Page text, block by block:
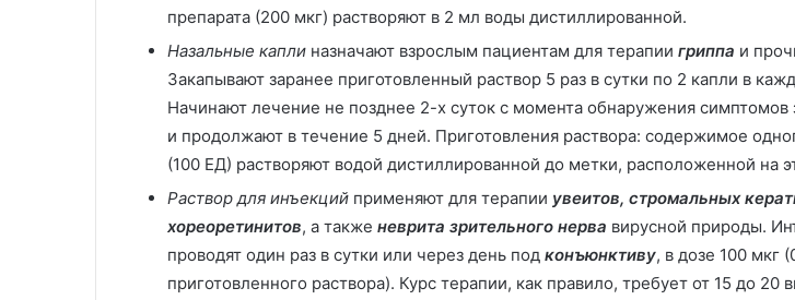
препарата (200 мкг) растворяют в 2 мл воды дистиллированной.
Назальные капли назначают взрослым пациентам для терапии гриппа и
Закапывают заранее приготовленный раствор 5 раз в сутки по 2 капли в
Начинают лечение не позднее 2-х суток с момента обнаружения симптомов
и продолжают в течение 5 дней. Приготовления раствора: содержимое
(100 ЕД) растворяют водой дистиллированной до метки, расположенной на
Раствор для инъекций применяют для терапии увеитов, стромальных
хореоретинитов, а также неврита зрительного нерва вирусной природы.
проводят один раз в сутки или через день под конъюнктиву, в дозе 100 мкг
приготовленного раствора). Курс терапии, как правило, требует от 15 до 20